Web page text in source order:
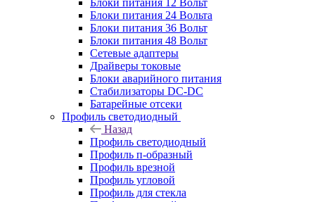
Блоки питания 12 Вольт
Блоки питания 24 Вольта
Блоки питания 36 Вольт
Блоки питания 48 Вольт
Сетевые адаптеры
Драйверы токовые
Блоки аварийного питания
Стабилизаторы DC-DC
Батарейные отсеки
Профиль светодиодный
Назад
Профиль светодиодный
Профиль п-образный
Профиль врезной
Профиль угловой
Профиль для стекла